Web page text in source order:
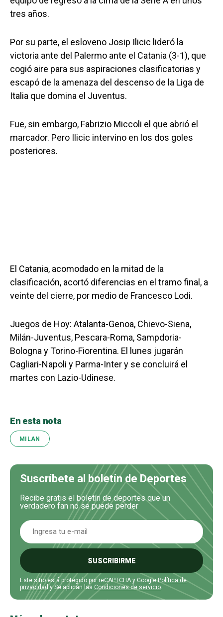
tres años.
Por su parte, el esloveno Josip Ilicic lideró la
victoria ante del Palermo ante el Catania (3-1), que
cogió aire para sus aspiraciones clasificatorias y
escapó de la amenaza del descenso de la Liga de
Italia que domina el Juventus.
Fue, sin embargo, Fabrizio Miccoli el que abrió el
marcador. Pero Ilicic intervino en los dos goles
posteriores.
El Catania, acomodado en la mitad de la
clasificación, acortó diferencias en el tramo final, a
veinte del cierre, por medio de Francesco Lodi.
Juegos de Hoy: Atalanta-Genoa, Chievo-Siena,
Milán-Juventus, Pescara-Roma, Sampdoria-
Bologna y Torino-Fiorentina. El lunes jugarán
Cagliari-Napoli y Parma-Inter y se concluirá el
martes con Lazio-Udinese.
En esta nota
MILAN
Suscríbete al boletín de Deportes
Recibe gratis el boletín de deportes que un
verdadero fan no se puede perder
SUSCRIBIRME
Este sitio está protegido por reCAPTCHA y GooglePolítica de
privacidady Se aplican las Condiciones de servicio.